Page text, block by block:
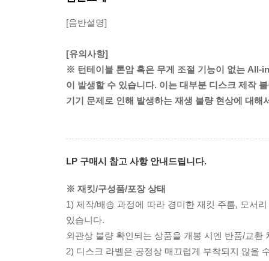
[음반설명]
[유의사항]
※ 턴테이블 톤암 혹은 무게 조절 기능이 없는 All-
이 발생할 수 있습니다. 이는 대부분 디스크 제작
기기 문제로 인해 발생하는 재생 불량 현상에 대
LP 구매시 참고 사항 안내드립니다.
※ 재킷/구성품/포장 상태
1) 제작/배송 과정에 따라 경미한 재킷 주름, 모서
있습니다.
외관상 불량 확인되는 상품을 개봉 시엔 반품/교환
2) 디스크 라벨은 공정상 매끄럽게 부착되지 않을